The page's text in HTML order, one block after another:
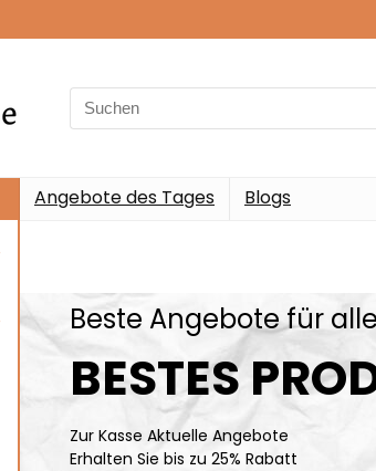
Angebote des Tages Blogs
Beste Angebote für
BESTES
Zur Kasse Aktuelle Angebote
Erhalten Sie bis zu 25% Rabatt